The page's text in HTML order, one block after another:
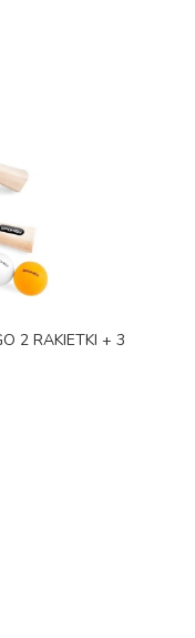
2 RAKIETKI + 3